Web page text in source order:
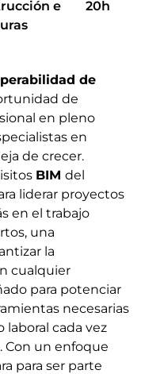
e
20h
de
de
en pleno
en
de crecer.
BIM del
liderar proyectos
en el trabajo
una
la
cualquier
para potenciar
necesarias
laboral cada vez
Con un enfoque
para ser parte